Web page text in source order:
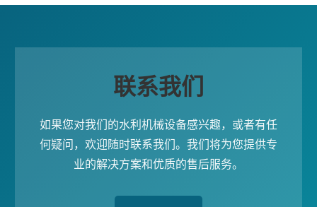
联系我们
如果您对我们的水利机械设备感兴趣，或者有任
何疑问，欢迎随时联系我们。我们将为您提供专
业的解决方案和优质的售后服务。